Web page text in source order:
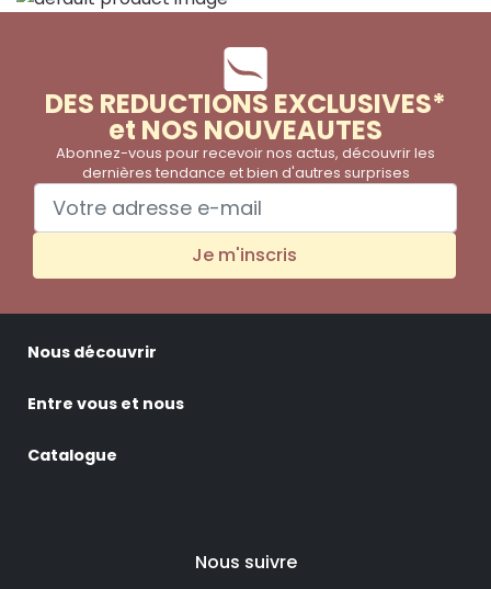
DES REDUCTIONS EXCLUSIVES*
et NOS NOUVEAUTES
Abonnez-vous pour recevoir nos actus, découvrir les
dernières tendance et bien d'autres surprises
Je m'inscris
Nous découvrir
Entre vous et nous
Catalogue
Nous suivre